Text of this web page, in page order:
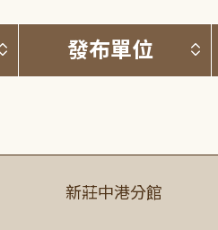
按標題排序 (升降冪)
發布單位
新莊中港分館